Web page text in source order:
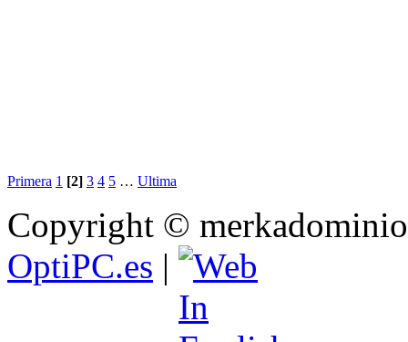
Primera 1 [2] 3 4 5 … Ultima
Copyright ©
OptiPC.es |